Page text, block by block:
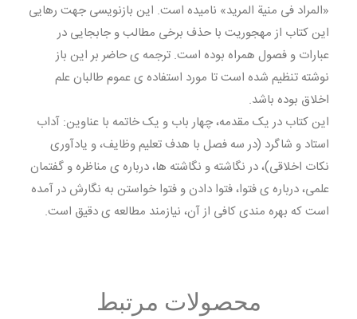
«المراد فی منیة المرید» نامیده است. این بازنویسی جهت رهایی
این کتاب از مهجوریت با حذف برخی مطالب و جابجایی در
عبارات و فصول همراه بوده است. ترجمه ی حاضر بر این باز
نوشته تنظیم شده است تا مورد استفاده ی عموم طالبان علم
اخلاق بوده باشد.
این کتاب در یک مقدمه، چهار باب و یک خاتمه با عناوین: آداب
استاد و شاگرد (در سه فصل با هدف تعلیم وظایف، و یادآوری
نکات اخلاقی)، در نگاشته و نگاشته ها، درباره ی مناظره و گفتمان
علمی، درباره ی فتوا، فتوا دادن و فتوا خواستن به نگارش در آمده
است که بهره مندی کافی از آن، نیازمند مطالعه ی دقیق است.
محصولات مرتبط